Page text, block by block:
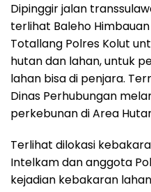
Dipinggir jalan
terlihat Baleho
Totallang Polres Kolut
hutan dan lahan, untuk
lahan bisa di penjara.
Dinas Perhubungan
perkebunan di Area
Terlihat dilokasi
Intelkam dan anggota
kejadian kebakaran